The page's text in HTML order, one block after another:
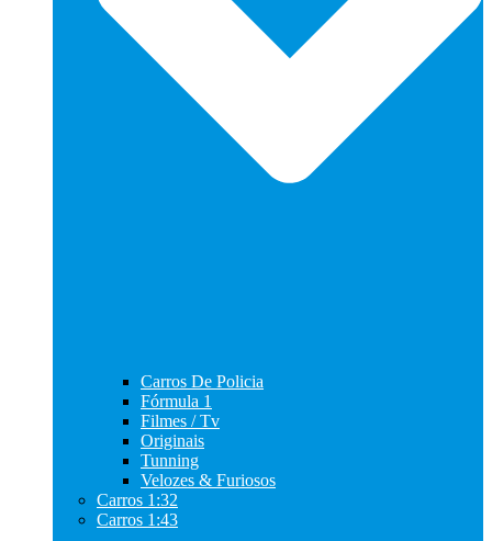
Carros De Policia
Fórmula 1
Filmes / Tv
Originais
Tunning
Velozes & Furiosos
Carros 1:32
Carros 1:43